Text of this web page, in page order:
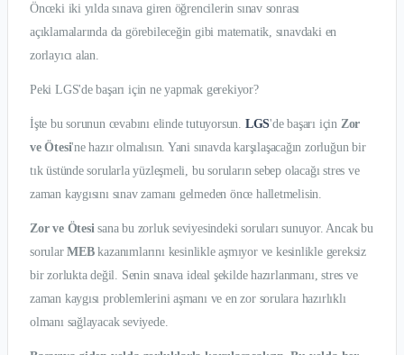
Önceki iki yılda sınava giren öğrencilerin sınav sonrası
açıklamalarında da görebileceğin gibi matematik, sınavdaki en
zorlayıcı alan.
Peki LGS'de başarı için ne yapmak gerekiyor?
İşte bu sorunun cevabını elinde tutuyorsun. LGS'de başarı için Zor
ve Ötesi'ne hazır olmalısın. Yani sınavda karşılaşacağın zorluğun bir
tık üstünde sorularla yüzleşmeli, bu soruların sebep olacağı stres ve
zaman kaygısını sınav zamanı gelmeden önce halletmelisin.
Zor ve Ötesi sana bu zorluk seviyesindeki soruları sunuyor. Ancak bu
sorularMEBkazanımlarını kesinlikle aşmıyor ve kesinlikle gereksiz
bir zorlukta değil. Senin sınava ideal şekilde hazırlanmanı, stres ve
zaman kaygısı problemlerini aşmanı ve en zor sorulara hazırlıklı
olmanı sağlayacak seviyede.